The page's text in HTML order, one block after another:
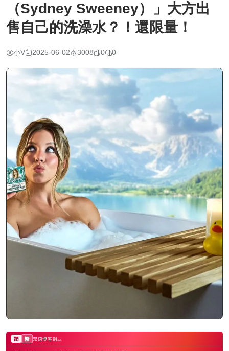
（Sydney Sweeney）」大方出
售自己的洗澡水？！還限量！
小V 2025-06-02 3008 0 0